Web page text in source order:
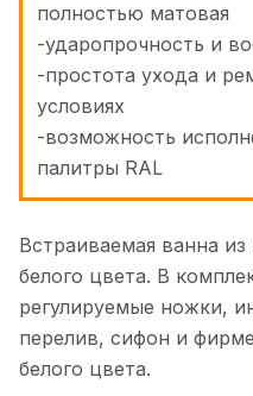
полностью матовая
-ударопрочность и
-простота ухода и
условиях
-возможность
палитры RAL
Встраиваемая ванна
белого цвета. В
регулируемые ножки,
перелив, сифон и
белого цвета.